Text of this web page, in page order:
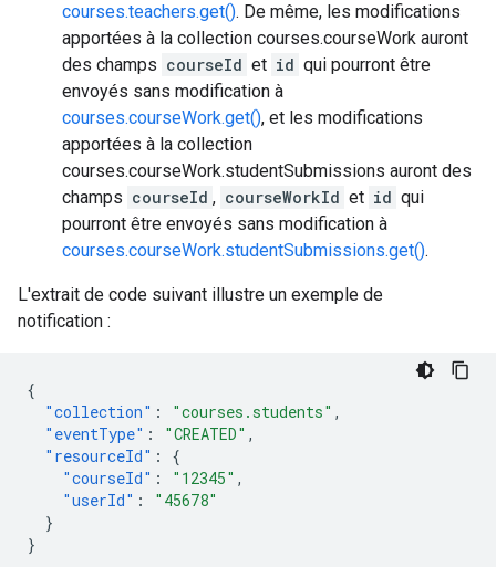
courses.teachers.get(). De même, les modifications
apportées à la collection courses.courseWork auront
des champs courseId et id qui pourront être
envoyés sans modification à
courses.courseWork.get(), et les modifications
apportées à la collection
courses.courseWork.studentSubmissions auront des
champs courseId , courseWorkId et id qui
pourront être envoyés sans modification à
courses.courseWork.studentSubmissions.get().
L'extrait de code suivant illustre un exemple de
notification :
{
"collection" : "courses.students" ,
"eventType" : "CREATED" ,
"resourceId" :
{
"courseId" : "12345" ,
"userId" :
"45678"
}
}